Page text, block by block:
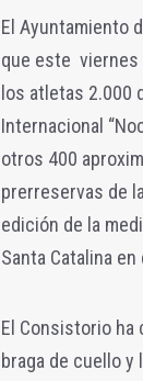
El Ayuntamiento
que este viernes
los atletas 2.000
Internacional
otros 400
prerreservas de
edición de la
Santa Catalina
El Consistorio
braga de cuello